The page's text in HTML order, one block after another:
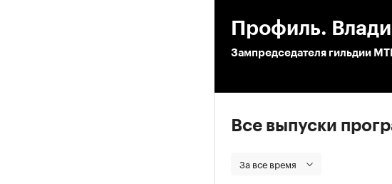
Профиль.
Зампредседателя гильдии
Все выпуски
За все время